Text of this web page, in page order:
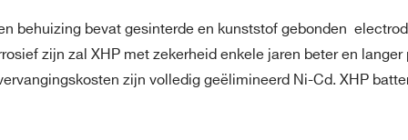
behuizing bevat gesinterde en kunststof gebonden
zijn zal XHP met zekerheid enkele jaren beter en
zijn volledig geëlimineerd Ni-Cd. XHP